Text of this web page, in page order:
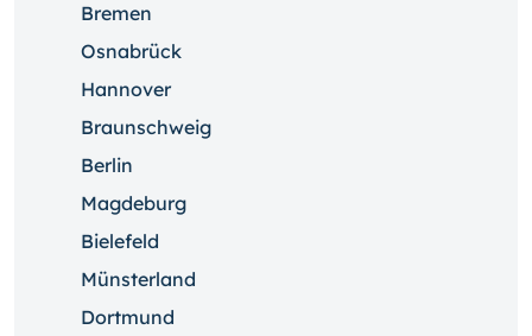
Bremen
Osnabrück
Hannover
Braunschweig
Berlin
Magdeburg
Bielefeld
Münsterland
Dortmund